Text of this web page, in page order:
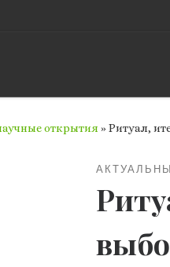
открытия »Ритуал,